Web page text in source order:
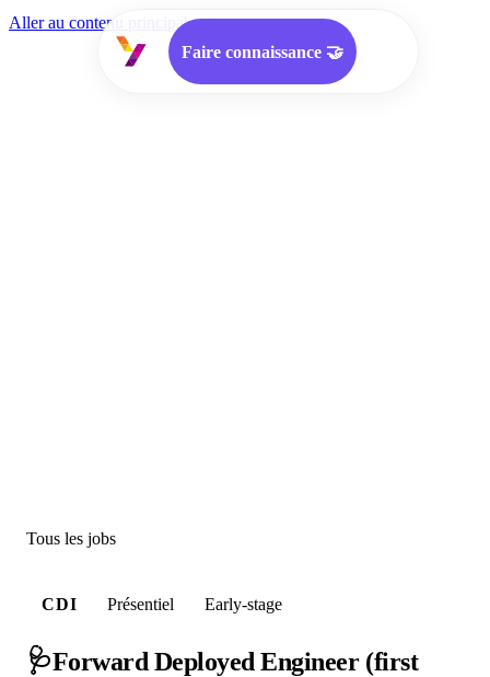
Aller au contenu principal
Faire connaissance 🤝
Tous les jobs
CDI Présentiel Early-stage
🩺Forward Deployed Engineer (first